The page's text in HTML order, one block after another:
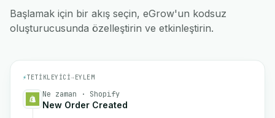
Başlamak için bir akış seçin, eGrow'un kodsuz
oluşturucusunda özelleştirin ve etkinleştirin.
⚡TETIKLEYICI→EYLEM
Ne zaman · Shopify
New Order Created